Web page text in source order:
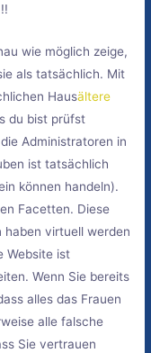
wie möglich zeige,
als tatsächlich. Mit
Hausältere
du bist prüfst
Administratoren in
ist tatsächlich
können handeln).
Facetten. Diese
haben virtuell werden
Website ist
Wenn Sie bereits
alles das Frauen
alle falsche
Sie vertrauen